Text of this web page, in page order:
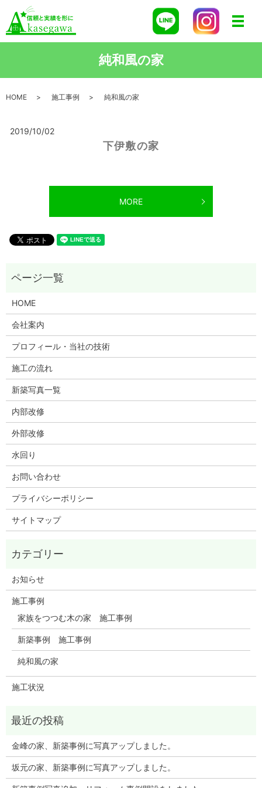
メニ
純和風の家
HOME 施工事例 純和風の家
2019/10/02
下伊敷の家
MORE
HOME
会社案内
プロフィール・当社の技術
施工の流れ
新築写真一覧
内部改修
外部改修
水回り
お問い合わせ
プライバシーポリシー
サイトマップ
お知らせ
施工事例
家族をつつむ木の家 施工事例
新築事例 施工事例
純和風の家
施工状況
金峰の家、新築事例に写真アップしました。
坂元の家、新築事例に写真アップしました。